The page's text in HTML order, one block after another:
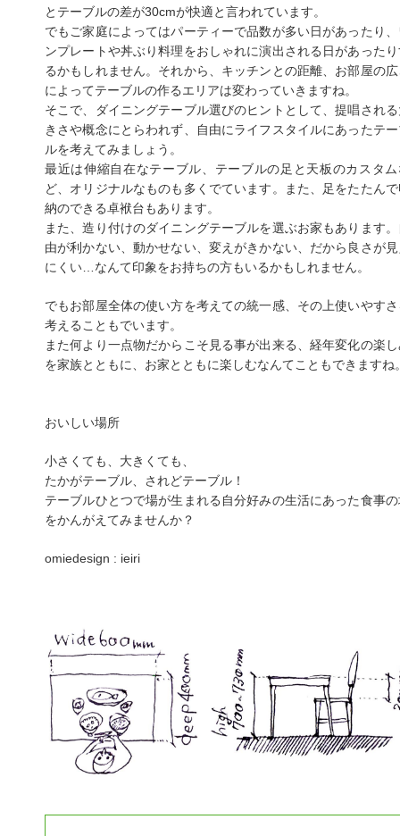
とテーブルの差が30cmが快適と言われています。
でもご家庭によってはパーティーで品数が多い日があったり
ンプレートや丼ぶり料理をおしゃれに演出される日があった
るかもしれません。それから、キッチンとの距離、お部屋の
によってテーブルの作るエリアは変わっていきますね。
そこで、ダイニングテーブル選びのヒントとして、提唱され
きさや概念にとらわれず、自由にライフスタイルにあったテ
ルを考えてみましょう。
最近は伸縮自在なテーブル、テーブルの足と天板のカスタム
ど、オリジナルなものも多くでています。また、足をたたん
納のできる卓袱台もあります。
また、造り付けのダイニングテーブルを選ぶお家もあります
由が利かない、動かせない、変えがきかない、だから良さが
にくい…なんて印象をお持ちの方もいるかもしれません。
でもお部屋全体の使い方を考えての統一感、その上使いやす
考えることもでいます。
また何より一点物だからこそ見る事が出来る、経年変化の楽
を家族とともに、お家とともに楽しむなんてこともできますね
おいしい場所
小さくても、大きくても、
たかがテーブル、されどテーブル！
テーブルひとつで場が生まれる自分好みの生活にあった食事
をかんがえてみませんか？
omiedesign : ieiri